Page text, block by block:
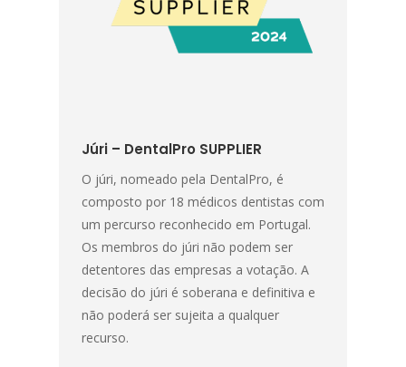
Júri – DentalPro SUPPLIER
O júri, nomeado pela DentalPro, é
composto por 18 médicos dentistas com
um percurso reconhecido em Portugal.
Os membros do júri não podem ser
detentores das empresas a votação. A
decisão do júri é soberana e definitiva e
não poderá ser sujeita a qualquer
recurso.